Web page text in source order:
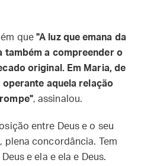
que "A luz que emana da
também a compreender o
original. Em Maria, de
aquela relação
, assinalou.
entre Deus e o seu
plena concordância. Tem
e ela e ela e Deus.